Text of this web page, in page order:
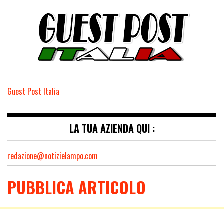
Guest Post Italia
LA TUA AZIENDA QUI :
redazione@notizielampo.com
PUBBLICA ARTICOLO